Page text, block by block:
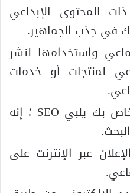
المحتوى الإبداعي
في جذب الجماهير.
واستخدامها لنشر
لمنتجات أو خدمات
اجعل موقع الويب الخاص بك يلبي SEO ؛ إنه
عبر الإنترنت على